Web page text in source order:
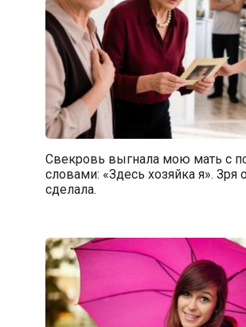
Свекровь выгнала мою мать с
словами: «Здесь хозяйка я». Зря
сделала.